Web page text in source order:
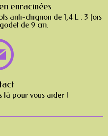
enracinées
anti-chignon de 1,4 L : 3 fois
de 9 cm.
là pour vous aider !